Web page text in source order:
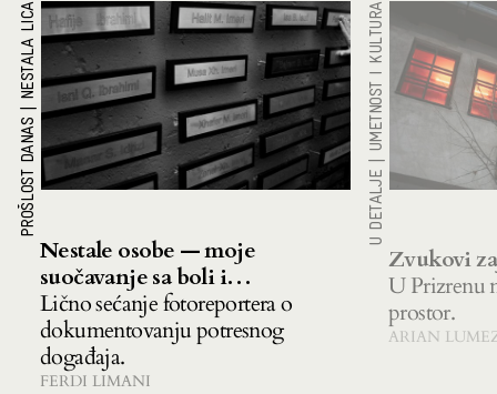
PROŠLOST DANAS
|
NESTALA LICA
Nestale osobe — moje
suočavanje sa boli i
nesigurnosti
Lično sećanje fotoreportera o
dokumentovanju potresnog
događaja.
FERDI LIMANI
U DETALJE
|
UMETNOST I KULTURA
Zvukovi
U Prizrenu
prostor.
ARIAN